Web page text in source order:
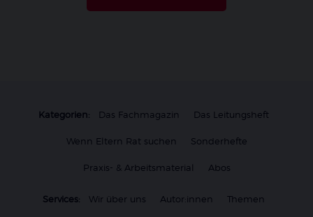
Kategorien: Das Fachmagazin Das Leitungsheft
Wenn Eltern Rat suchen Sonderhefte
Praxis- & Arbeitsmaterial Abos
Services: Wir über uns Autor:innen Themen